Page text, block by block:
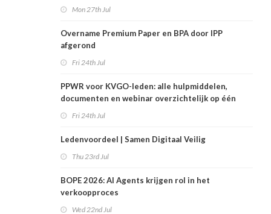
Mon 27th Jul
Overname Premium Paper en BPA door IPP
afgerond
Fri 24th Jul
PPWR voor KVGO-leden: alle hulpmiddelen,
documenten en webinar overzichtelijk op één
Fri 24th Jul
Ledenvoordeel | Samen Digitaal Veilig
Thu 23rd Jul
BOPE 2026: AI Agents krijgen rol in het
verkoopproces
Wed 22nd Jul